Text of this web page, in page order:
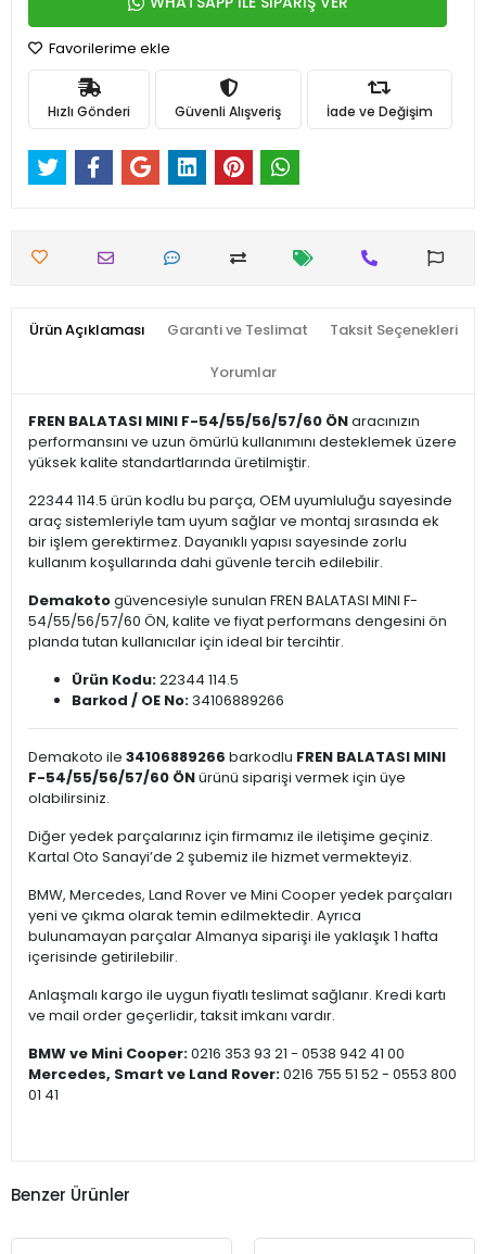
Favorilerime ekle
Hızlı Gönderi Güvenli Alışveriş İade ve Değişim
Ürün Açıklaması Garanti ve Teslimat Taksit Seçenekleri
Yorumlar
FREN BALATASI MINI F-54/55/56/57/60 ÖNaracınızın
performansını ve uzun ömürlü kullanımını desteklemek üzere
yüksek kalite standartlarında üretilmiştir.
22344 114.5 ürün kodlu bu parça, OEM uyumluluğu sayesinde
araç sistemleriyle tam uyum sağlar ve montaj sırasında ek
bir işlem gerektirmez. Dayanıklı yapısı sayesinde zorlu
kullanım koşullarında dahi güvenle tercih edilebilir.
Demakotogüvencesiyle sunulan FREN BALATASI MINI F-
54/55/56/57/60 ÖN, kalite ve fiyat performans dengesini ön
planda tutan kullanıcılar için ideal bir tercihtir.
Ürün Kodu:22344 114.5
Barkod / OE No:34106889266
Demakoto ile 34106889266 barkodlu FREN BALATASI MINI
F-54/55/56/57/60 ÖNürünü siparişi vermek için üye
olabilirsiniz.
Diğer yedek parçalarınız için firmamız ile iletişime geçiniz.
Kartal Oto Sanayi’de 2 şubemiz ile hizmet vermekteyiz.
BMW, Mercedes, Land Rover ve Mini Cooper yedek parçaları
yeni ve çıkma olarak temin edilmektedir. Ayrıca
bulunamayan parçalar Almanya siparişi ile yaklaşık 1 hafta
içerisinde getirilebilir.
Anlaşmalı kargo ile uygun fiyatlı teslimat sağlanır. Kredi kartı
ve mail order geçerlidir, taksit imkanı vardır.
BMW ve Mini Cooper:0216 353 93 21 - 0538 942 41 00
Mercedes, Smart ve Land Rover:0216 755 51 52 - 0553 800
01 41
Benzer Ürünler